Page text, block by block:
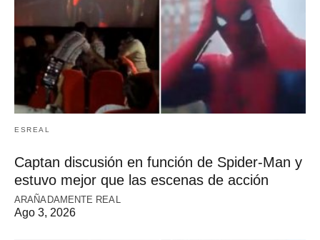
ESREAL
Captan discusión en función de Spider-Man y
estuvo mejor que las escenas de acción
ARAÑADAMENTE REAL
Ago 3, 2026